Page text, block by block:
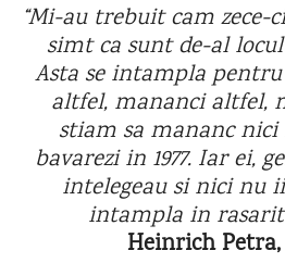
“Mi-au trebuit cam zece-
simt ca sunt de-al
Asta se intampla pentru
altfel, mananci altfel,
stiam sa mananc
bavarezi in 1977. Iar ei,
intelegeau si nici nu
intampla in
Heinrich